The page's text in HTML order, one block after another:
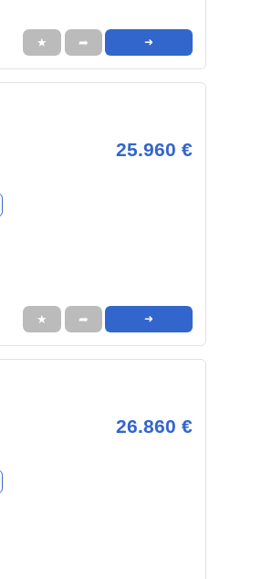
★ ➦ ➜
25.960 €
★ ➦ ➜
26.860 €